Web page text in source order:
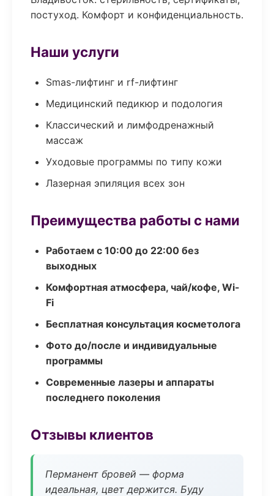
постуход. Комфорт и конфиденциальность.
Наши услуги
Smas-лифтинг и rf-лифтинг
Медицинский педикюр и подология
Классический и лимфодренажный
массаж
Уходовые программы по типу кожи
Лазерная эпиляция всех зон
Преимущества работы с нами
Работаем с 10:00 до 22:00 без
выходных
Комфортная атмосфера, чай/кофе, Wi-
Fi
Бесплатная консультация косметолога
Фото до/после и индивидуальные
программы
Современные лазеры и аппараты
последнего поколения
Отзывы клиентов
Перманент бровей — форма
идеальная, цвет держится. Буду